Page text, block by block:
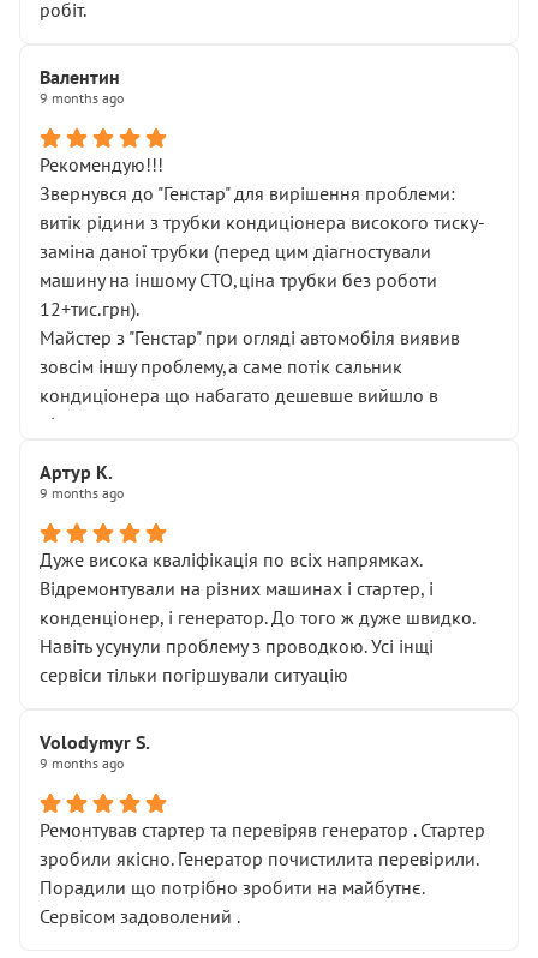
робіт.
Валентин
9 months ago
Рекомендую!!!
Звернувся до "Генстар" для вирішення проблеми:
витік рідини з трубки кондиціонера високого тиску-
заміна даної трубки (перед цим діагностували
машину на іншому СТО,ціна трубки без роботи
12+тис.грн).
Майстер з "Генстар" при огляді автомобіля виявив
зовсім іншу проблему,а саме потік сальник
кондиціонера що набагато дешевше вийшло в
підсумку.
Артур К.
9 months ago
Дуже висока кваліфікація по всіх напрямках.
Відремонтували на різних машинах і стартер, і
конденціонер, і генератор. До того ж дуже швидко.
Навіть усунули проблему з проводкою. Усі інщі
сервіси тільки погіршували ситуацію
Volodymyr S.
9 months ago
Ремонтував стартер та перевіряв генератор . Стартер
зробили якісно. Генератор почистилита перевірили.
Порадили що потрібно зробити на майбутнє.
Сервісом задоволений .